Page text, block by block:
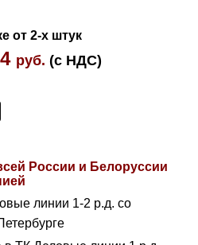
от 2-х штук
руб.(с НДС)
России и Белоруссии
линии 1-2 р.д. со